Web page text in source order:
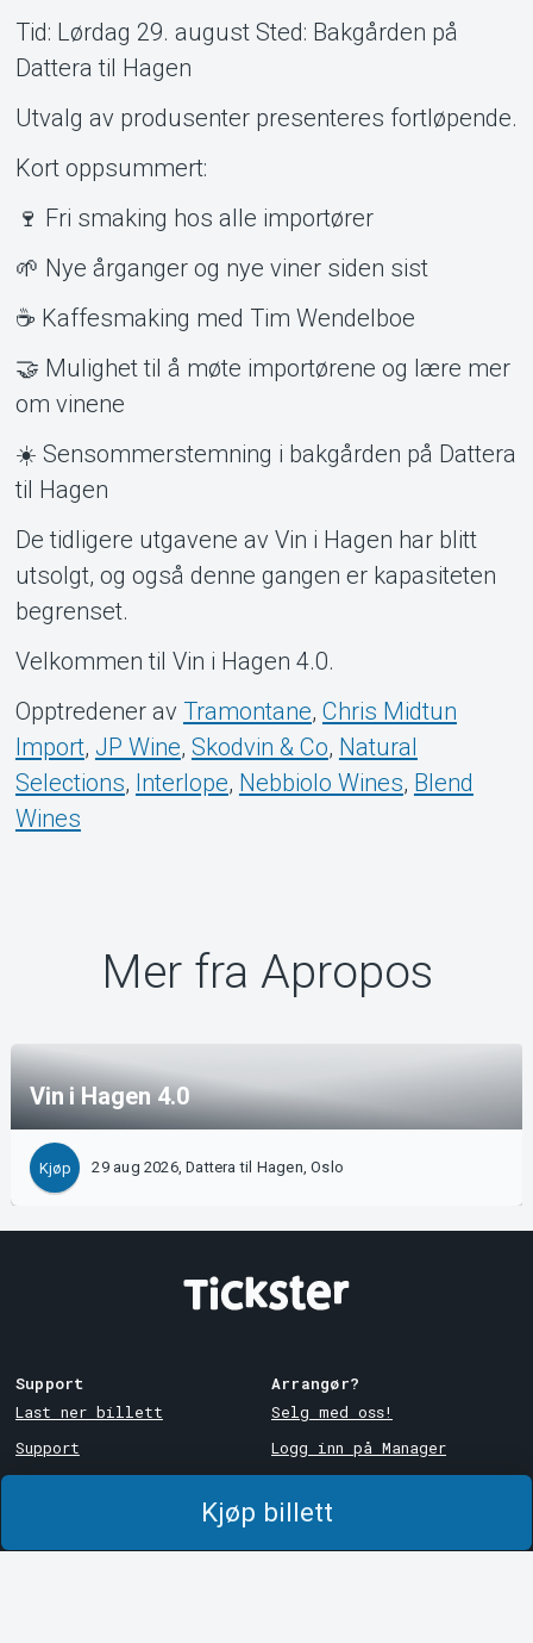
Kjøp billett
Tid: Lørdag 29. august Sted: Bakgården på
Dattera til Hagen
Utvalg av produsenter presenteres fortløpende.
Kort oppsummert:
🍷 Fri smaking hos alle importører
🌱 Nye årganger og nye viner siden sist
☕ Kaffesmaking med Tim Wendelboe
🤝 Mulighet til å møte importørene og lære mer
om vinene
☀️ Sensommerstemning i bakgården på Dattera
til Hagen
De tidligere utgavene av Vin i Hagen har blitt
utsolgt, og også denne gangen er kapasiteten
begrenset.
Velkommen til Vin i Hagen 4.0.
Opptredener av Tramontane, Chris Midtun
Import, JP Wine, Skodvin & Co, Natural
Selections, Interlope, Nebbiolo Wines, Blend
Wines
Mer fra Apropos
Vin i Hagen 4.0
Kjøp 29 aug 2026, Dattera til Hagen, Oslo
Support
Last ner billett
Support
Arrangør?
Selg med oss!
Logg inn på Manager